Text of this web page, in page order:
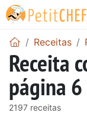
Receitas
Receita
página 6
2197 receitas